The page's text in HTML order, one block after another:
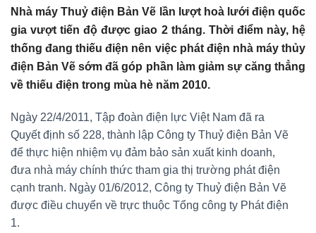
Nhà máy Thuỷ điện Bản Vẽ lần lượt hoà lưới điện quốc
gia vượt tiến độ được giao 2 tháng. Thời điểm này, hệ
thống đang thiếu điện nên việc phát điện nhà máy thủy
điện Bản Vẽ sớm đã góp phần làm giảm sự căng thẳng
về thiếu điện trong mùa hè năm 2010.
Ngày 22/4/2011, Tập đoàn điện lực Việt Nam đã ra
Quyết định số 228, thành lập Công ty Thuỷ điện Bản Vẽ
để thực hiện nhiệm vụ đảm bảo sản xuất kinh doanh,
đưa nhà máy chính thức tham gia thị trường phát điện
cạnh tranh. Ngày 01/6/2012, Công ty Thuỷ điện Bản Vẽ
được điều chuyển về trực thuộc Tổng công ty Phát điện
1.